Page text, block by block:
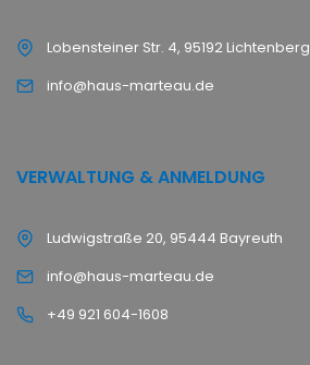
Lobensteiner Str. 4, 95192 Lichtenberg
info@haus-marteau.de
VERWALTUNG & ANMELDUNG
Ludwigstraße 20, 95444 Bayreuth
info@haus-marteau.de
+49 921 604-1608